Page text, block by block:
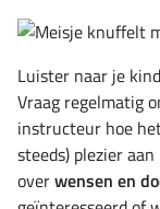
Luister naar je
Vraag regelmatig
instructeur hoe
steeds) plezier
overwensen en